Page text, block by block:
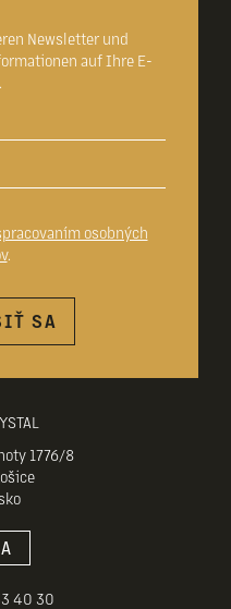
1776/8
40 30
Newsletter und
auf Ihre E-
osobných
.
SA